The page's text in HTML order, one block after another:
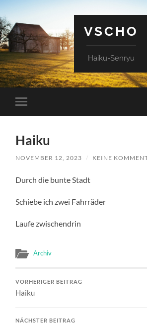
VSCHO
Haiku-Senryu
Mobile-
Menü
Haiku
NOVEMBER 12, 2023 / KEINE
Durch die bunte Stadt
Schiebe ich zwei Fahrräder
Laufe zwischendrin
Archiv
VORHERIGER BEITRAG
Haiku
NÄCHSTER BEITRAG